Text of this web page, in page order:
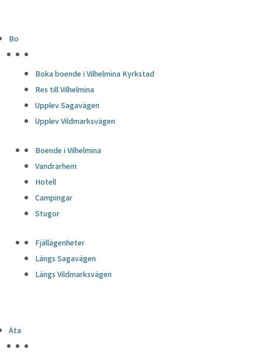
Bo
Boka boende i Vilhelmina Kyrkstad
Res till Vilhelmina
Upplev Sagavägen
Upplev Vildmarksvägen
Boende i Vilhelmina
Vandrarhem
Hotell
Campingar
Stugor
Fjällägenheter
Längs Sagavägen
Längs Vildmarksvägen
Äta